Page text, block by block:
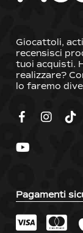
Giocattoli,
recensisci
tuoi acquisti.
realizzare?
lo faremo
Pagamenti